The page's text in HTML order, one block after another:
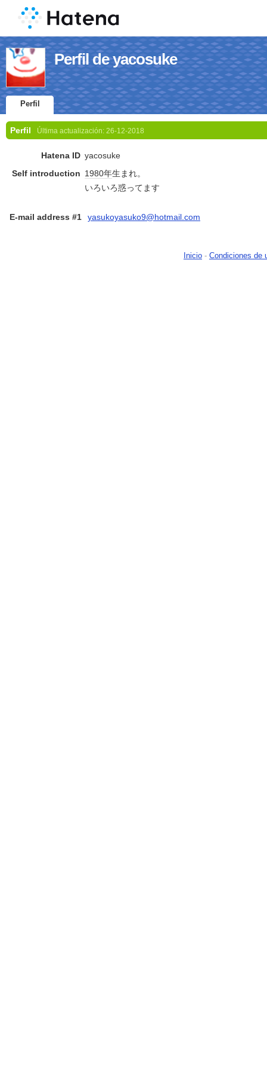
Perfil de yacosuke
Perfil
Perfil Última actualización: 26-12-2018
Hatena ID yacosuke
Self introduction 1980年生まれ。
いろいろ惑ってます
E-mail address #1 yasukoyasuko9@hotmail.com
Inicio - Condiciones de